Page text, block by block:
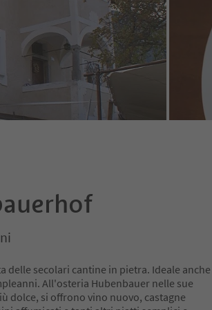
delle secolari cantine in pietra. Ideale anche
All'osteria Hubenbauer nelle sue
dolce, si offrono vino nuovo, castagne